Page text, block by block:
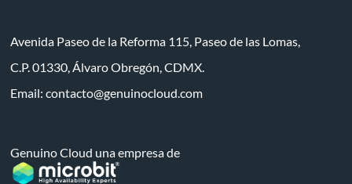
Avenida Paseo de la Reforma 115, Paseo de las Lomas,
C.P. 01330, Álvaro Obregón, CDMX.
Email:contacto@genuinocloud.com
Genuino Cloud una empresa de